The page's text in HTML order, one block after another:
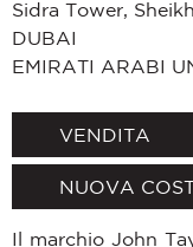
Sidra Tower,
DUBAI
EMIRATI ARABI
VENDITA
NUOVA
Il marchio John